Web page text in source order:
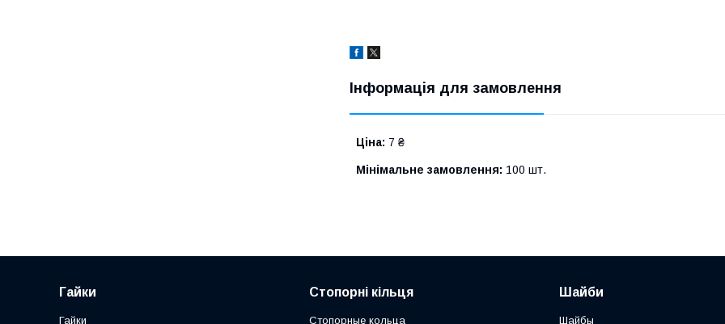
Інформація для замовлення
Ціна: 7 ₴
Мінімальне замовлення: 100 шт.
Гайки
Гайки
Стопорні кільця
Стопорные кольца
Шайби
Шайбы